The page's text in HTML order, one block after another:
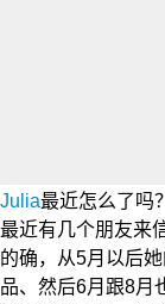
Julia最近怎么了吗？
最近有几个朋友来
的确，从5月以后
品、然后6月跟8月